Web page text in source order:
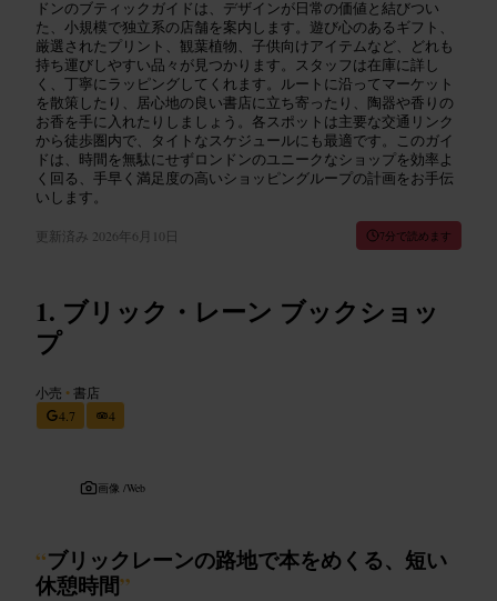
ドンのブティックガイドは、デザインが日常の価値と結びつい
た、小規模で独立系の店舗を案内します。遊び心のあるギフト、
厳選されたプリント、観葉植物、子供向けアイテムなど、どれも
持ち運びしやすい品々が見つかります。スタッフは在庫に詳し
く、丁寧にラッピングしてくれます。ルートに沿ってマーケット
を散策したり、居心地の良い書店に立ち寄ったり、陶器や香りの
お香を手に入れたりしましょう。各スポットは主要な交通リンク
から徒歩圏内で、タイトなスケジュールにも最適です。このガイ
ドは、時間を無駄にせずロンドンのユニークなショップを効率よ
く回る、手早く満足度の高いショッピングループの計画をお手伝
いします。
更新済み 2026年6月10日 7分で読めます
ブリック・レーン ブックショッ
プ
小売 •書店
4.7
4
画像 /Web
“ブリックレーンの路地で本をめくる、短い
休憩時間”